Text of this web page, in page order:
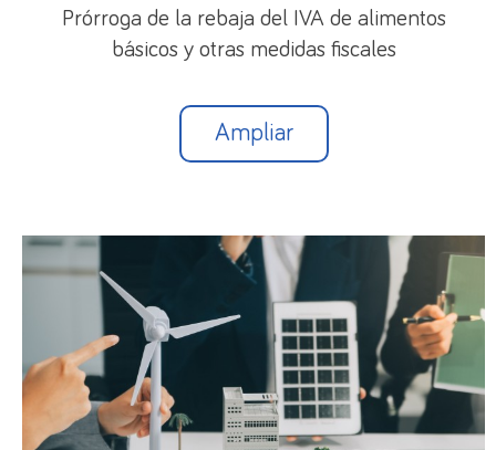
grupo profesional y nivel retributivo de las
funciones desempeñadas, en proporción al tiempo
al salario mínimo interprofesional vigente también
en proporción al tiempo de trabajo efectivo.
de cotización se abonará una cotización adicional
(y ello a diferencia de los contratos actuales, en
que se abona una cuota fija mensual con
independencia de la retribución). En las próximas
fechas se desarrollará en el sistema de cotización
de estos contratos.
Prórroga de la rebaja del IVA de alimentos
básicos y otras medidas fiscales
Ampliar